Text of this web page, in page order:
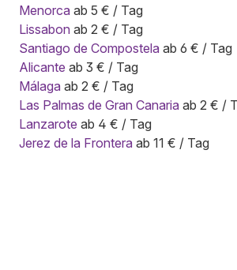
Menorca ab 5 € / Tag
Lissabon ab 2 € / Tag
Santiago de Compostela ab 6 € / Tag
Alicante ab 3 € / Tag
Málaga ab 2 € / Tag
Las Palmas de Gran Canaria ab 2 € /
Lanzarote ab 4 € / Tag
Jerez de la Frontera ab 11 € / Tag